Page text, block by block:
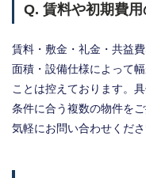
Q. 賃料や初期費
賃料・敷金・礼金・共益
面積・設備仕様によって
ことは控えております。
条件に合う複数の物件を
気軽にお問い合わせくださ